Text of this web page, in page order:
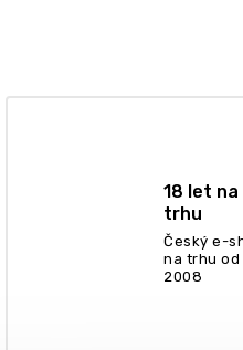
18 let na
trhu
Český e-
na trhu od
2008